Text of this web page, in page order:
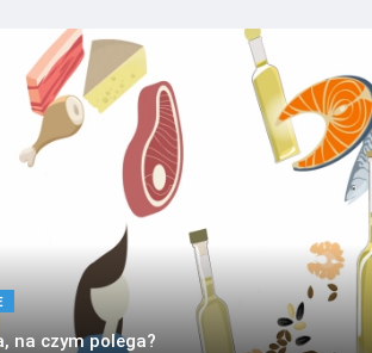
na czym polega?